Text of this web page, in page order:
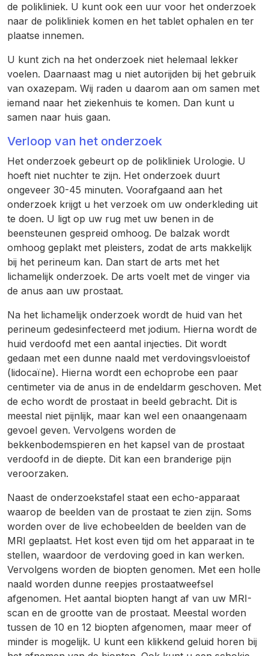
de polikliniek. U kunt ook een uur voor het onderzoek
naar de polikliniek komen en het tablet ophalen en ter
plaatse innemen.
U kunt zich na het onderzoek niet helemaal lekker
voelen. Daarnaast mag u niet autorijden bij het gebruik
van oxazepam. Wij raden u daarom aan om samen met
iemand naar het ziekenhuis te komen. Dan kunt u
samen naar huis gaan.
Verloop van het onderzoek
Het onderzoek gebeurt op de polikliniek Urologie. U
hoeft niet nuchter te zijn. Het onderzoek duurt
ongeveer 30-45 minuten. Voorafgaand aan het
onderzoek krijgt u het verzoek om uw onderkleding uit
te doen. U ligt op uw rug met uw benen in de
beensteunen gespreid omhoog. De balzak wordt
omhoog geplakt met pleisters, zodat de arts makkelijk
bij het perineum kan. Dan start de arts met het
lichamelijk onderzoek. De arts voelt met de vinger via
de anus aan uw prostaat.
Na het lichamelijk onderzoek wordt de huid van het
perineum gedesinfecteerd met jodium. Hierna wordt de
huid verdoofd met een aantal injecties. Dit wordt
gedaan met een dunne naald met verdovingsvloeistof
(lidocaïne). Hierna wordt een echoprobe een paar
centimeter via de anus in de endeldarm geschoven. Met
de echo wordt de prostaat in beeld gebracht. Dit is
meestal niet pijnlijk, maar kan wel een onaangenaam
gevoel geven. Vervolgens worden de
bekkenbodemspieren en het kapsel van de prostaat
verdoofd in de diepte. Dit kan een branderige pijn
veroorzaken.
Naast de onderzoekstafel staat een echo-apparaat
waarop de beelden van de prostaat te zien zijn. Soms
worden over de live echobeelden de beelden van de
MRI geplaatst. Het kost even tijd om het apparaat in te
stellen, waardoor de verdoving goed in kan werken.
Vervolgens worden de biopten genomen. Met een holle
naald worden dunne reepjes prostaatweefsel
afgenomen. Het aantal biopten hangt af van uw MRI-
scan en de grootte van de prostaat. Meestal worden
tussen de 10 en 12 biopten afgenomen, maar meer of
minder is mogelijk. U kunt een klikkend geluid horen bij